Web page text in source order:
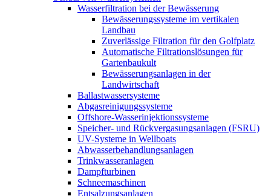
Wasserfiltration bei der Bewässerung
Bewässerungssysteme im vertikalen
Landbau
Zuverlässige Filtration für den Golfplatz
Automatische Filtrationslösungen für
Gartenbaukult
Bewässerungsanlagen in der
Landwirtschaft
Ballastwassersysteme
Abgasreinigungssysteme
Offshore-Wasserinjektionssysteme
Speicher- und Rückvergasungsanlagen (FSRU)
UV-Systeme in Wellboats
Abwasserbehandlungsanlagen
Trinkwasseranlagen
Dampfturbinen
Schneemaschinen
Entsalzungsanlagen